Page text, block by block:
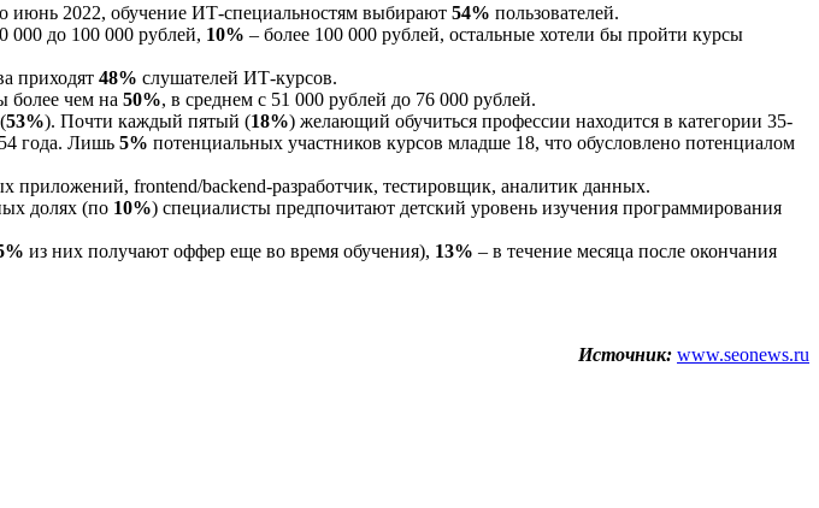
июнь 2022, обучение ИТ-специальностям выбирают 54% пользователей.
000 до 100 000 рублей, 10% – более 100 000 рублей, остальные хотели бы пройти курсы
приходят 48% слушателей ИТ-курсов.
более чем на 50%, в среднем с 51 000 рублей до 76 000 рублей.
53%). Почти каждый пятый (18%) желающий обучиться профессии находится в категории 35-
года. Лишь 5% потенциальных участников курсов младше 18, что обусловлено потенциалом
frontend/backend-разработчик, тестировщик, аналитик данных.
долях (по 10%) специалисты предпочитают детский уровень изучения программирования
из них получают оффер еще во время обучения), 13% – в течение месяца после окончания
Источник: www.seonews.ru